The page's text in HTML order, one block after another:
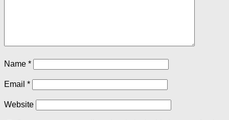
Name *
Email *
Website